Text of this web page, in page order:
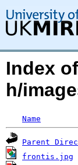
Index
h/
Name
Parent
frontis.jpg